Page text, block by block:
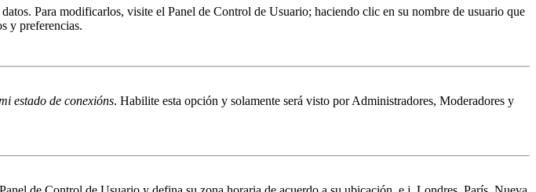
Para modificarlos, visite el Panel de Control de Usuario; haciendo clic en su nombre de usuario que
y preferencias.
estado de conexións. Habilite esta opción y solamente será visto por Administradores, Moderadores y